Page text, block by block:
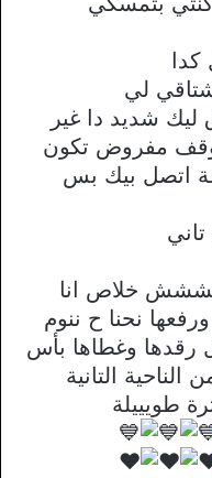
كدا
لي
ليك شديد دا غير
مفروض تكون
اتصل بيك بس
خلاص انا
نحنا ح ننوم
وغطاها بأس
التانية
طويييلة